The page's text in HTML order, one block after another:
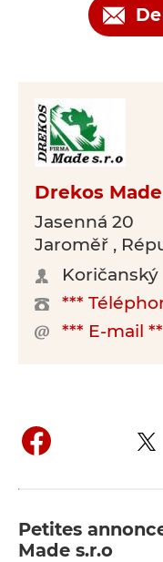
Drekos
Jasenná 20
Jaroměř ,
Koričanský
***
*** E-mail
Petites
Made s.r.o